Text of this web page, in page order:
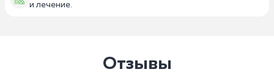
и лечение.
Отзывы